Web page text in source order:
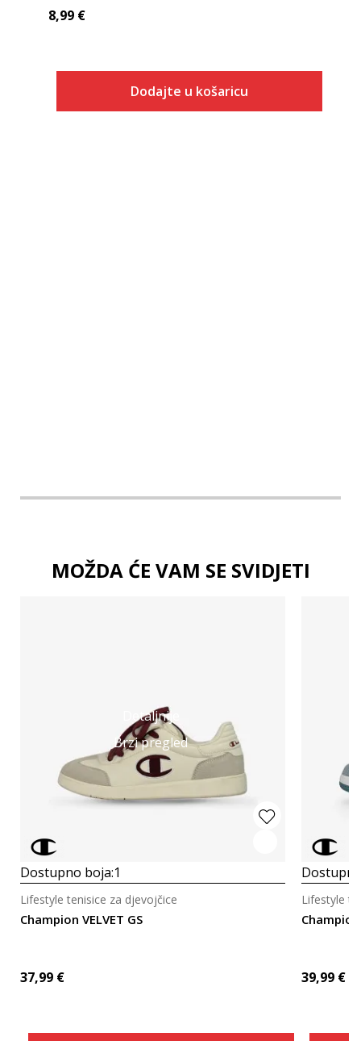
8,99 €
Dodajte u košaricu
MOŽDA ĆE VAM SE SVIDJETI
Detaljnije
Brzi pregled
Dostupno boja:1
Champion VELVET GS
Lifestyle tenisice za djevojčice
37,99 €
Champion
Lifestyle
39,99 €